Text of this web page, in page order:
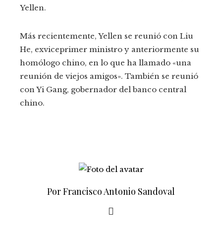
Yellen.
Más recientemente, Yellen se reunió con Liu
He, exviceprimer ministro y anteriormente su
homólogo chino, en lo que ha llamado «una
reunión de viejos amigos». También se reunió
con Yi Gang, gobernador del banco central
chino.
Por Francisco Antonio Sandoval